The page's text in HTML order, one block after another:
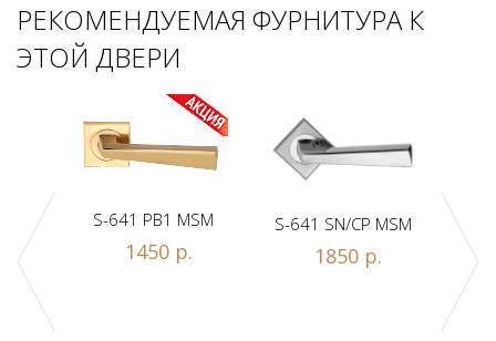
РЕКОМЕНДУЕМАЯ ФУРНИТУРА К
ЭТОЙ ДВЕРИ
A
S-641 PB1 MSM
1450 р.
S-641 SN/CP MSM
1850 р.